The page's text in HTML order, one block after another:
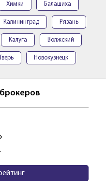
Химки Балашиха
Калининград Рязань
Калуга Волжский
Тверь Новокузнецк